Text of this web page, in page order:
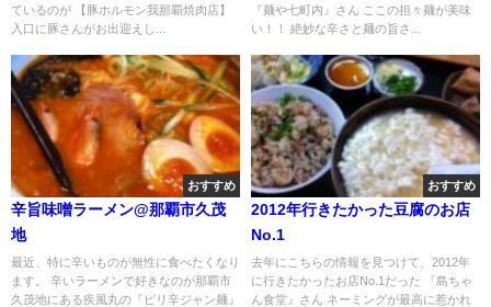
ているのが 【豚ホルモン我那覇焼肉店】
入口に豚さんがお出迎えし...
『麺や七町内』さん ここの担々麺が美味
い！！ 絶妙な辛さと麺の旨さ...
おすすめ
辛旨味噌ラーメン@那覇市久茂
地
最近、特に辛いものが無性に食べたくなり
ます。 辛いラーメンで好きなのが那覇市
久茂地にある疾風丸の『ピリ辛ジャン麺』
おすすめ
2012年行きたかった豆腐のお店
No.1
去年にこちらの情報を見つけて、2012年
に行きたかったお店No.1だった 『島ちゃ
ん食堂』さん ネーミングが最高に惹かれ